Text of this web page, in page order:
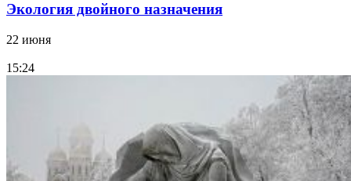
Экология двойного назначения
22 июня
15:24